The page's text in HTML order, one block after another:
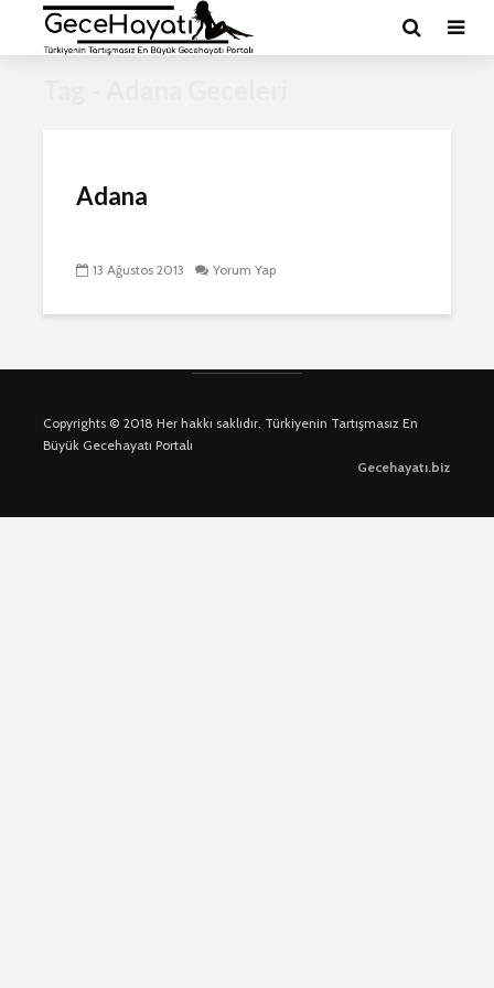
Adana
13 Ağustos 2013 Yorum Yap
Copyrights © 2018 Her hakkı saklıdır. Türkiyenin Tartışmasız En
Büyük Gecehayatı Portalı
Gecehayatı.biz